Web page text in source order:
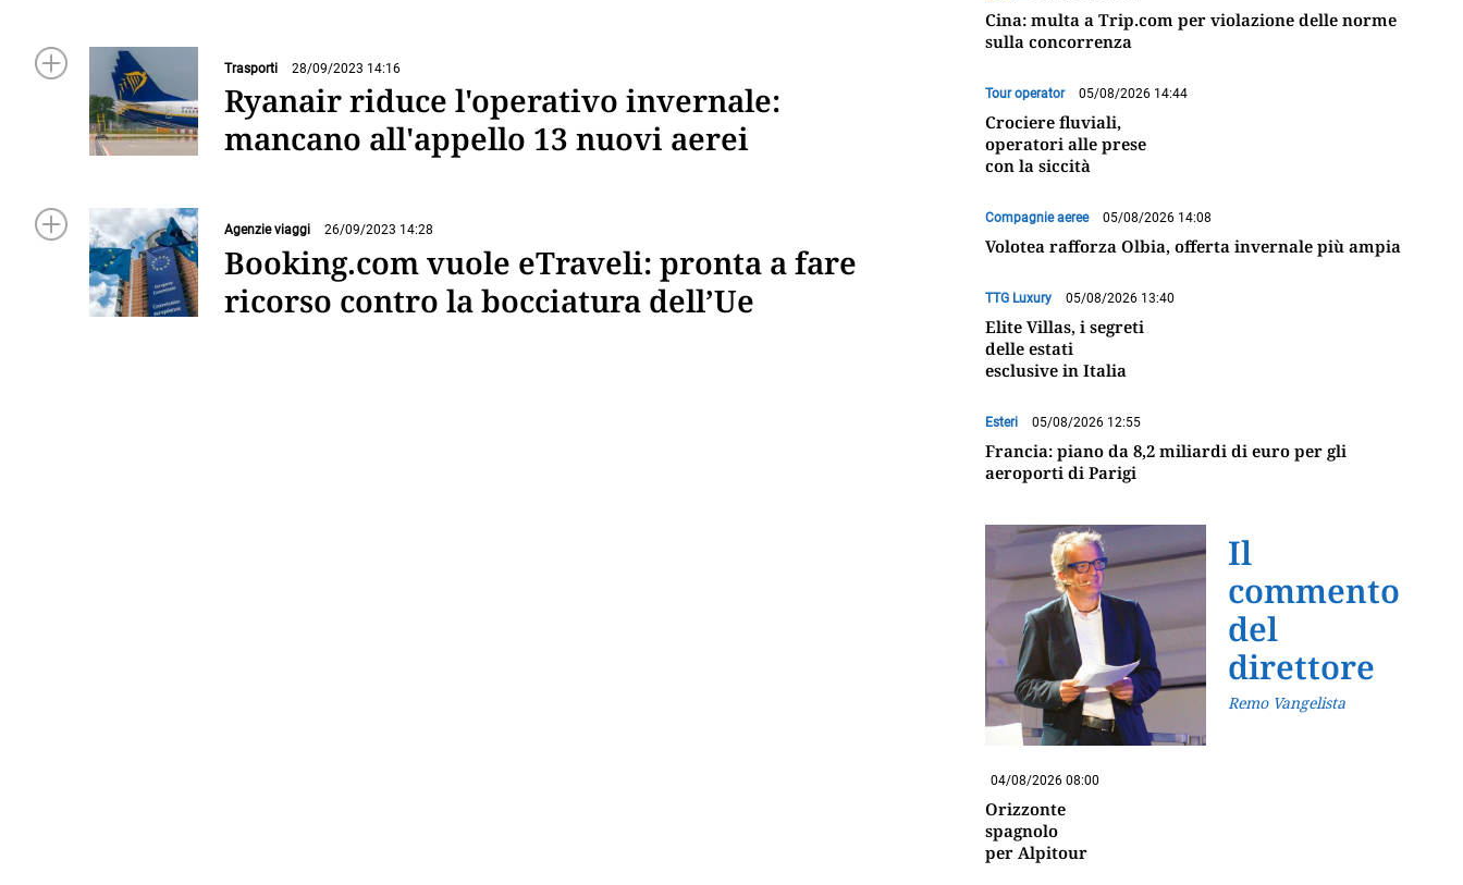
Trasporti 28/09/2023 14:16
Ryanair riduce l'operativo invernale:
mancano all'appello 13 nuovi aerei
Agenzie viaggi 26/09/2023 14:28
Booking.com vuole eTraveli: pronta a fare
ricorso contro la bocciatura dell’Ue
Cina: multa a Trip.com per violazione delle norme
sulla concorrenza
Tour operator 05/08/2026 14:44
Crociere fluviali,
operatori alle prese
con la siccità
Compagnie aeree 05/08/2026 14:08
Volotea rafforza Olbia, offerta invernale più ampia
TTG Luxury 05/08/2026 13:40
Elite Villas, i segreti
delle estati
esclusive in Italia
Esteri 05/08/2026 12:55
Francia: piano da 8,2 miliardi di euro per gli
aeroporti di Parigi
Il
commento
del
direttore
Remo Vangelista
04/08/2026 08:00
Orizzonte
spagnolo
per Alpitour